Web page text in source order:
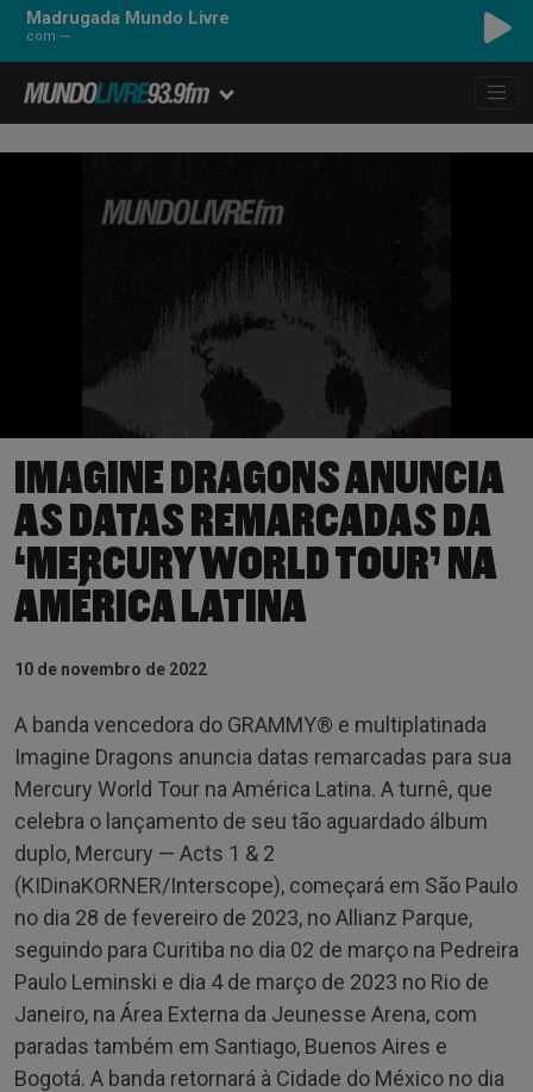
Madrugada Mundo Livre
com ---
IMAGINE DRAGONS ANUNCIA
AS DATAS REMARCADAS DA
‘MERCURY WORLD TOUR’ NA
AMÉRICA LATINA
10 de novembro de 2022
A banda vencedora do GRAMMY® e multiplatinada
Imagine Dragons anuncia datas remarcadas para sua
Mercury World Tour na América Latina. A turnê, que
celebra o lançamento de seu tão aguardado álbum
duplo, Mercury — Acts 1 & 2
(KIDinaKORNER/Interscope), começará em São Paulo
no dia 28 de fevereiro de 2023, no Allianz Parque,
seguindo para Curitiba no dia 02 de março na Pedreira
Paulo Leminski e dia 4 de março de 2023 no Rio de
Janeiro, na Área Externa da Jeunesse Arena, com
paradas também em Santiago, Buenos Aires e
Bogotá. A banda retornará à Cidade do México no dia